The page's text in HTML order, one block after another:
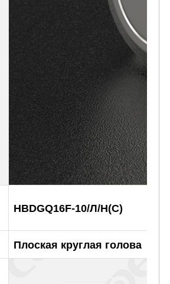
HBDGQ16F-10/Л/Н(С)
Плоская круглая голова